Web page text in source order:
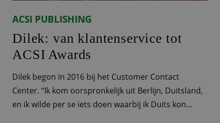
ACSI PUBLISHING
Dilek: van klantenservice tot
ACSI Awards
Dilek begon in 2016 bij het Customer Contact
Center. “Ik kom oorspronkelijk uit Berlijn, Duitsland,
en ik wilde per se iets doen waarbij ik Duits kon